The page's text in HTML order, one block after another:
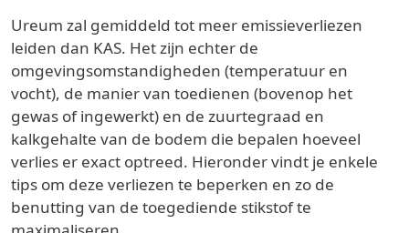
Ureum zal gemiddeld tot meer emissieverliezen
leiden dan KAS. Het zijn echter de
omgevingsomstandigheden (temperatuur en
vocht), de manier van toedienen (bovenop het
gewas of ingewerkt) en de zuurtegraad en
kalkgehalte van de bodem die bepalen hoeveel
verlies er exact optreed. Hieronder vindt je enkele
tips om deze verliezen te beperken en zo de
benutting van de toegediende stikstof te